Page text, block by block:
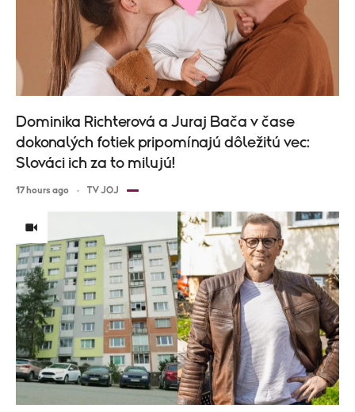
Dominika Richterová a Juraj Bača v čase
dokonalých fotiek pripomínajú dôležitú vec:
Slováci ich za to milujú!
17 hours ago TV JOJ